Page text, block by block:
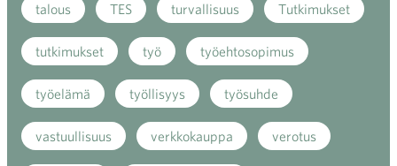
talous TES turvallisuus Tutkimukset
tutkimukset työ työehtosopimus
työelämä työllisyys työsuhde
vastuullisuus verkkokauppa verotus